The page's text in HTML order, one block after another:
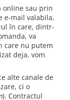
online sau prin
e-mail valabila,
în care, dintr-
va
care nu putem
deja, vom
alte canale de
ci o
). Contractul